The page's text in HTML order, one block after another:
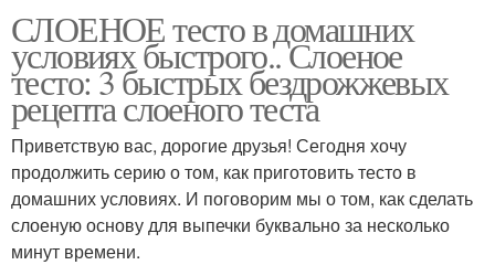
СЛОЕНОЕ тесто в домашних
условиях быстрого.. Слоеное
тесто: 3 быстрых бездрожжевых
рецепта слоеного теста
Приветствую вас, дорогие друзья! Сегодня хочу
продолжить серию о том, как приготовить тесто в
домашних условиях. И поговорим мы о том, как сделать
слоеную основу для выпечки буквально за несколько
минут времени.